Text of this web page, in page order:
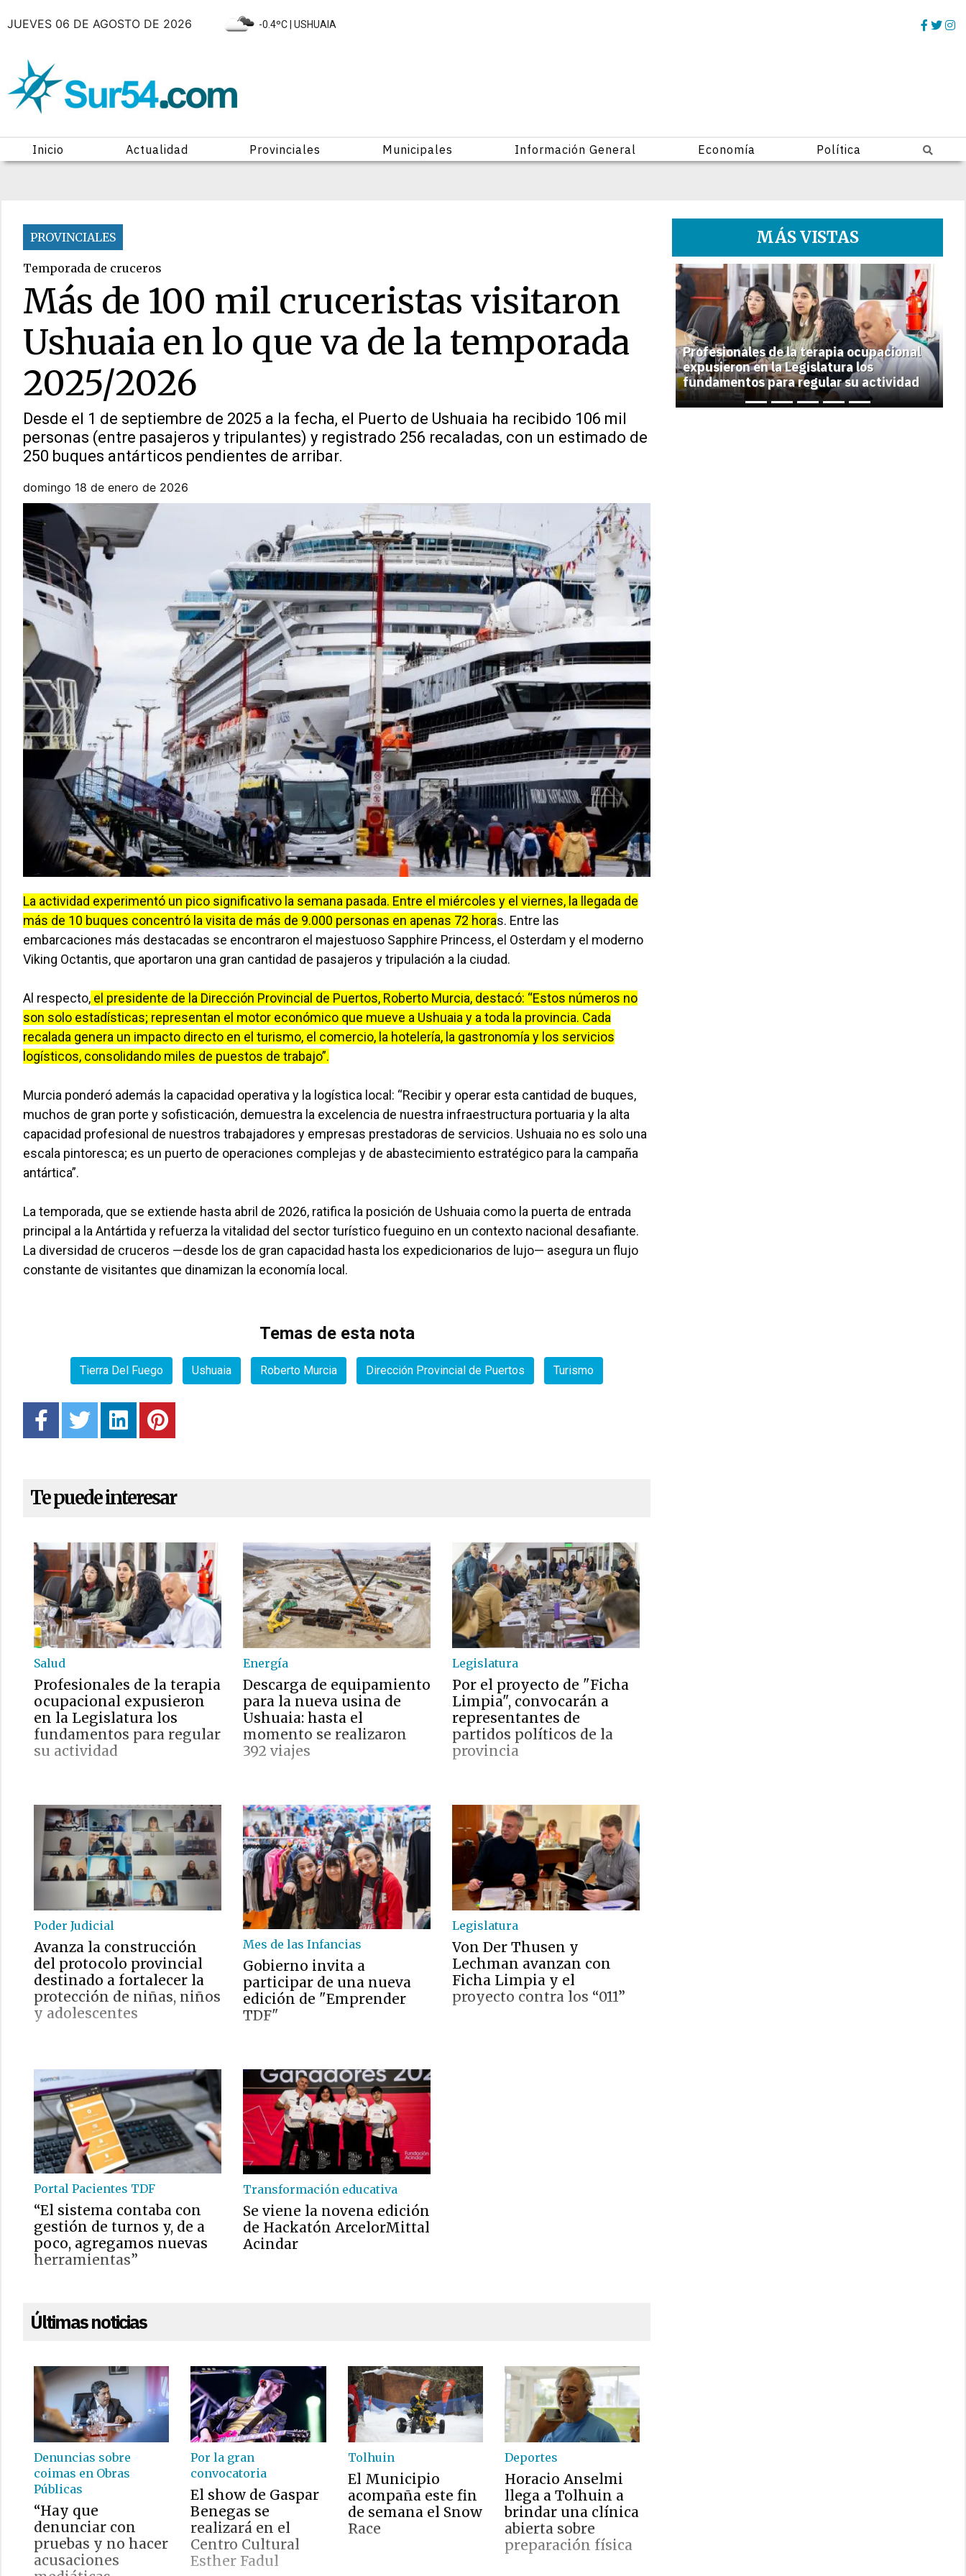
JUEVES 06 DE AGOSTO DE 2026 -0.4ºC | USHUAIA
Inicio Actualidad Provinciales Municipales Información General Economía Política
PROVINCIALES
Temporada de cruceros
Más de 100 mil cruceristas visitaron
Ushuaia en lo que va de la temporada
2025/2026
Desde el 1 de septiembre de 2025 a la fecha, el Puerto de Ushuaia ha recibido 106 mil
personas (entre pasajeros y tripulantes) y registrado 256 recaladas, con un estimado de
250 buques antárticos pendientes de arribar.
domingo 18 de enero de 2026
La actividad experimentó un pico significativo la semana pasada. Entre el miércoles y el viernes, la llegada de
más de 10 buques concentró la visita de más de 9.000 personas en apenas 72 horas. Entre las
embarcaciones más destacadas se encontraron el majestuoso Sapphire Princess, el Osterdam y el moderno
Viking Octantis, que aportaron una gran cantidad de pasajeros y tripulación a la ciudad.
Al respecto, el presidente de la Dirección Provincial de Puertos, Roberto Murcia, destacó: “Estos números no
son solo estadísticas; representan el motor económico que mueve a Ushuaia y a toda la provincia. Cada
recalada genera un impacto directo en el turismo, el comercio, la hotelería, la gastronomía y los servicios
logísticos, consolidando miles de puestos de trabajo”.
Murcia ponderó además la capacidad operativa y la logística local: “Recibir y operar esta cantidad de buques,
muchos de gran porte y sofisticación, demuestra la excelencia de nuestra infraestructura portuaria y la alta
capacidad profesional de nuestros trabajadores y empresas prestadoras de servicios. Ushuaia no es solo una
escala pintoresca; es un puerto de operaciones complejas y de abastecimiento estratégico para la campaña
antártica”.
La temporada, que se extiende hasta abril de 2026, ratifica la posición de Ushuaia como la puerta de entrada
principal a la Antártida y refuerza la vitalidad del sector turístico fueguino en un contexto nacional desafiante.
La diversidad de cruceros —desde los de gran capacidad hasta los expedicionarios de lujo— asegura un flujo
constante de visitantes que dinamizan la economía local.
Temas de esta nota
Tierra Del Fuego Ushuaia Roberto Murcia Dirección Provincial de Puertos Turismo
Te puede interesar
Salud
Profesionales de la terapia
ocupacional expusieron
en la Legislatura los
fundamentos para regular
su actividad
Energía
Descarga de equipamiento
para la nueva usina de
Ushuaia: hasta el
momento se realizaron
392 viajes
Legislatura
Por el proyecto de "Ficha
Limpia", convocarán a
representantes de
partidos políticos de la
provincia
Poder Judicial
Avanza la construcción
del protocolo provincial
destinado a fortalecer la
protección de niñas, niños
y adolescentes
Mes de las Infancias
Gobierno invita a
participar de una nueva
edición de "Emprender
TDF"
Legislatura
Von Der Thusen y
Lechman avanzan con
Ficha Limpia y el
proyecto contra los “011”
Portal Pacientes TDF
“El sistema contaba con
gestión de turnos y, de a
poco, agregamos nuevas
herramientas”
Transformación educativa
Se viene la novena edición
de Hackatón ArcelorMittal
Acindar
Últimas noticias
Denuncias sobre
coimas en Obras
Públicas
“Hay que
denunciar con
pruebas y no hacer
acusaciones
Por la gran
convocatoria
El show de Gaspar
Benegas se
realizará en el
Centro Cultural
Esther Fadul
Tolhuin
El Municipio
acompaña este fin
de semana el Snow
Race
Deportes
Horacio Anselmi
llega a Tolhuin a
brindar una clínica
abierta sobre
preparación física
MÁS VISTAS
1
Profesionales de la terapia ocupacional
expusieron en la Legislatura los
fundamentos para regular su actividad
Previous Next